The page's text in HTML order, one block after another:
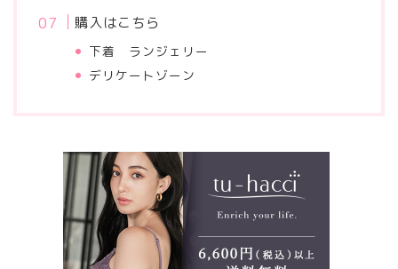
購入はこちら
下着 ランジェリー
デリケートゾーン